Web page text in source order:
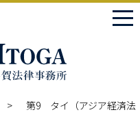
第9 タイ（アジア経済法